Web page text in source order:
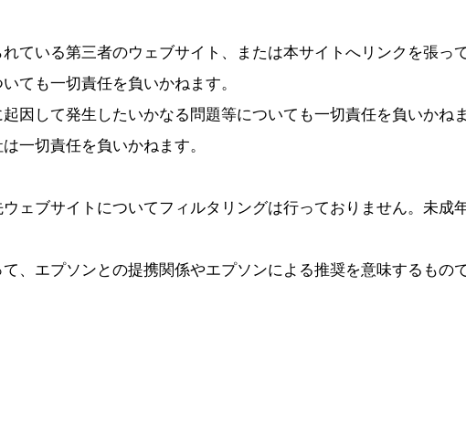
ている第三者のウェブサイト、または本サイトへリンクを張っ
ても一切責任を負いかねます。
因して発生したいかなる問題等についても一切責任を負いかね
一切責任を負いかねます。
ェブサイトについてフィルタリングは行っておりません。未成
、エプソンとの提携関係やエプソンによる推奨を意味するもの